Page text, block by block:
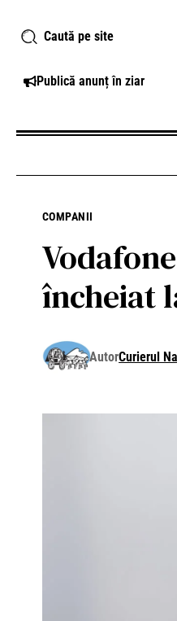
Caută pe site
Publică anunț în ziar
COMPANII
încheiat
AutorCurierul